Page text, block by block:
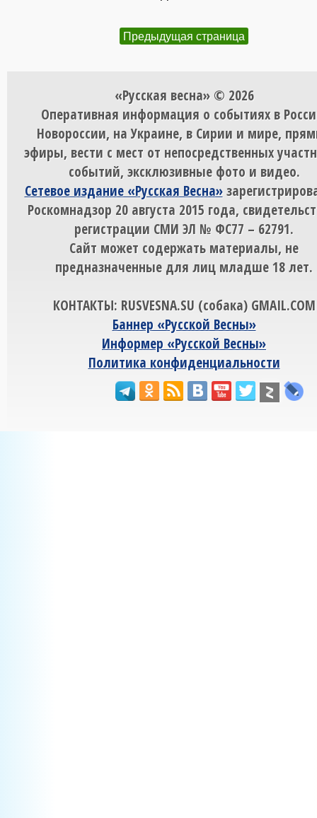
Предыдущая страница
«Русская весна» © 2026
Оперативная информация о событиях в
Новороссии, на Украине, в Сирии и мире,
эфиры, вести с мест от непосредственных
событий, эксклюзивные фото и видео.
Сетевое издание «Русская Весна»
Роскомнадзор 20 августа 2015 года,
регистрации СМИ ЭЛ № ФС77 – 62791.
Сайт может содержать материалы, не
предназначенные для лиц младше 18 лет.
КОНТАКТЫ: RUSVESNA.SU (собака) GMAIL.COM
Баннер «Русской Весны»
Информер «Русской Весны»
Политика конфиденциальности